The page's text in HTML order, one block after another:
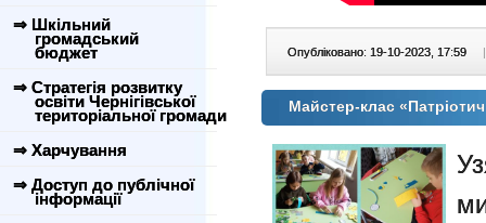
⇒ Шкільний
громадський
бюджет
⇒ Стратегія розвитку
освіти Чернігівської
територіальної громади
⇒ Харчування
⇒ Доступ до публічної
інформації
Опубліковано: 19-10-2023, 17:59 |
Майстер-клас